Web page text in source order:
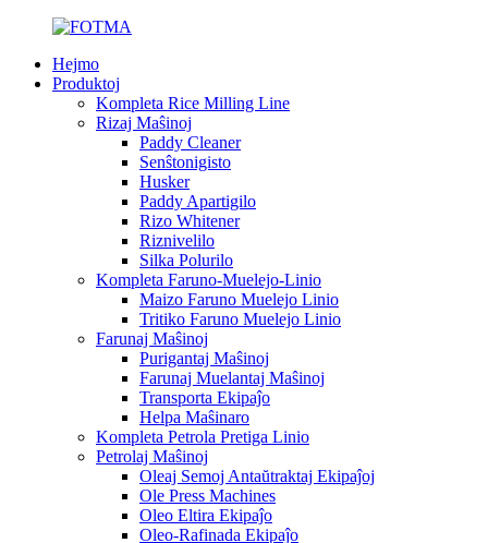
Hejmo
Produktoj
Kompleta Rice Milling Line
Rizaj Maŝinoj
Paddy Cleaner
Senŝtonigisto
Husker
Paddy Apartigilo
Rizo Whitener
Riznivelilo
Silka Polurilo
Kompleta Faruno-Muelejo-Linio
Maizo Faruno Muelejo Linio
Tritiko Faruno Muelejo Linio
Farunaj Maŝinoj
Purigantaj Maŝinoj
Farunaj Muelantaj Maŝinoj
Transporta Ekipaĵo
Helpa Maŝinaro
Kompleta Petrola Pretiga Linio
Petrolaj Maŝinoj
Oleaj Semoj Antaŭtraktaj Ekipaĵoj
Ole Press Machines
Oleo Eltira Ekipaĵo
Oleo-Rafinada Ekipaĵo